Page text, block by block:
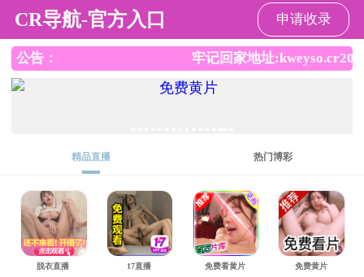
成人影院
欢迎您访问成人影院 官方网站！
成人影院
合作交流